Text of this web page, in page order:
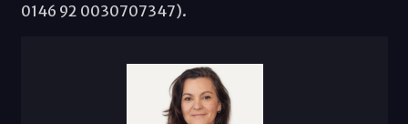
0146 92 0030707347).